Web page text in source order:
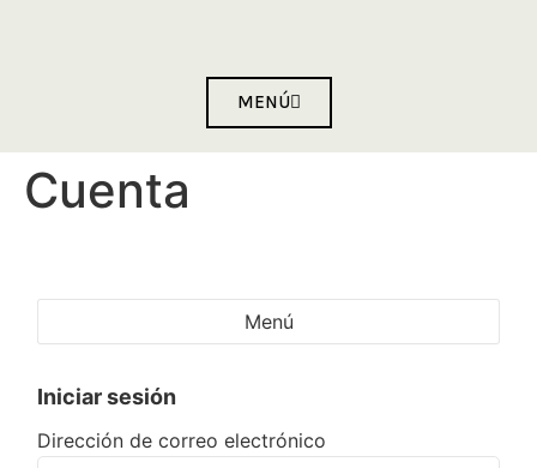
MENÚ
Cuenta
Menú
Iniciar sesión
Dirección de correo electrónico